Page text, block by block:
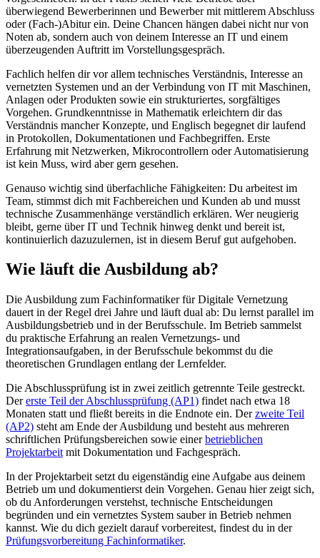
überwiegend Bewerberinnen und Bewerber mit mittlerem Abschluss
oder (Fach-)Abitur ein. Deine Chancen hängen dabei nicht nur von
Noten ab, sondern auch von deinem Interesse an IT und einem
überzeugenden Auftritt im Vorstellungsgespräch.
Fachlich helfen dir vor allem technisches Verständnis, Interesse an
vernetzten Systemen und an der Verbindung von IT mit Maschinen,
Anlagen oder Produkten sowie ein strukturiertes, sorgfältiges
Vorgehen. Grundkenntnisse in Mathematik erleichtern dir das
Verständnis mancher Konzepte, und Englisch begegnet dir laufend
in Protokollen, Dokumentationen und Fachbegriffen. Erste
Erfahrung mit Netzwerken, Mikrocontrollern oder Automatisierung
ist kein Muss, wird aber gern gesehen.
Genauso wichtig sind überfachliche Fähigkeiten: Du arbeitest im
Team, stimmst dich mit Fachbereichen und Kunden ab und musst
technische Zusammenhänge verständlich erklären. Wer neugierig
bleibt, gerne über IT und Technik hinweg denkt und bereit ist,
kontinuierlich dazuzulernen, ist in diesem Beruf gut aufgehoben.
Wie läuft die Ausbildung ab?
Die Ausbildung zum Fachinformatiker für Digitale Vernetzung
dauert in der Regel drei Jahre und läuft dual ab: Du lernst parallel im
Ausbildungsbetrieb und in der Berufsschule. Im Betrieb sammelst
du praktische Erfahrung an realen Vernetzungs- und
Integrationsaufgaben, in der Berufsschule bekommst du die
theoretischen Grundlagen entlang der Lernfelder.
Die Abschlussprüfung ist in zwei zeitlich getrennte Teile gestreckt.
Dererste Teil der Abschlussprüfung (AP1) findet nach etwa 18
Monaten statt und fließt bereits in die Endnote ein. Derzweite Teil
(AP2) steht am Ende der Ausbildung und besteht aus mehreren
schriftlichen Prüfungsbereichen sowie einerbetrieblichen
Projektarbeit mit Dokumentation und Fachgespräch.
In der Projektarbeit setzt du eigenständig eine Aufgabe aus deinem
Betrieb um und dokumentierst dein Vorgehen. Genau hier zeigt sich,
ob du Anforderungen verstehst, technische Entscheidungen
begründen und ein vernetztes System sauber in Betrieb nehmen
kannst. Wie du dich gezielt darauf vorbereitest, findest du in der
Prüfungsvorbereitung Fachinformatiker.